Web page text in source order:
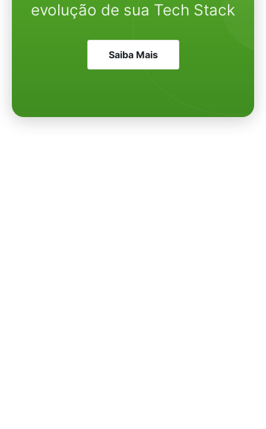
evolução de sua Tech Stack
Saiba Mais